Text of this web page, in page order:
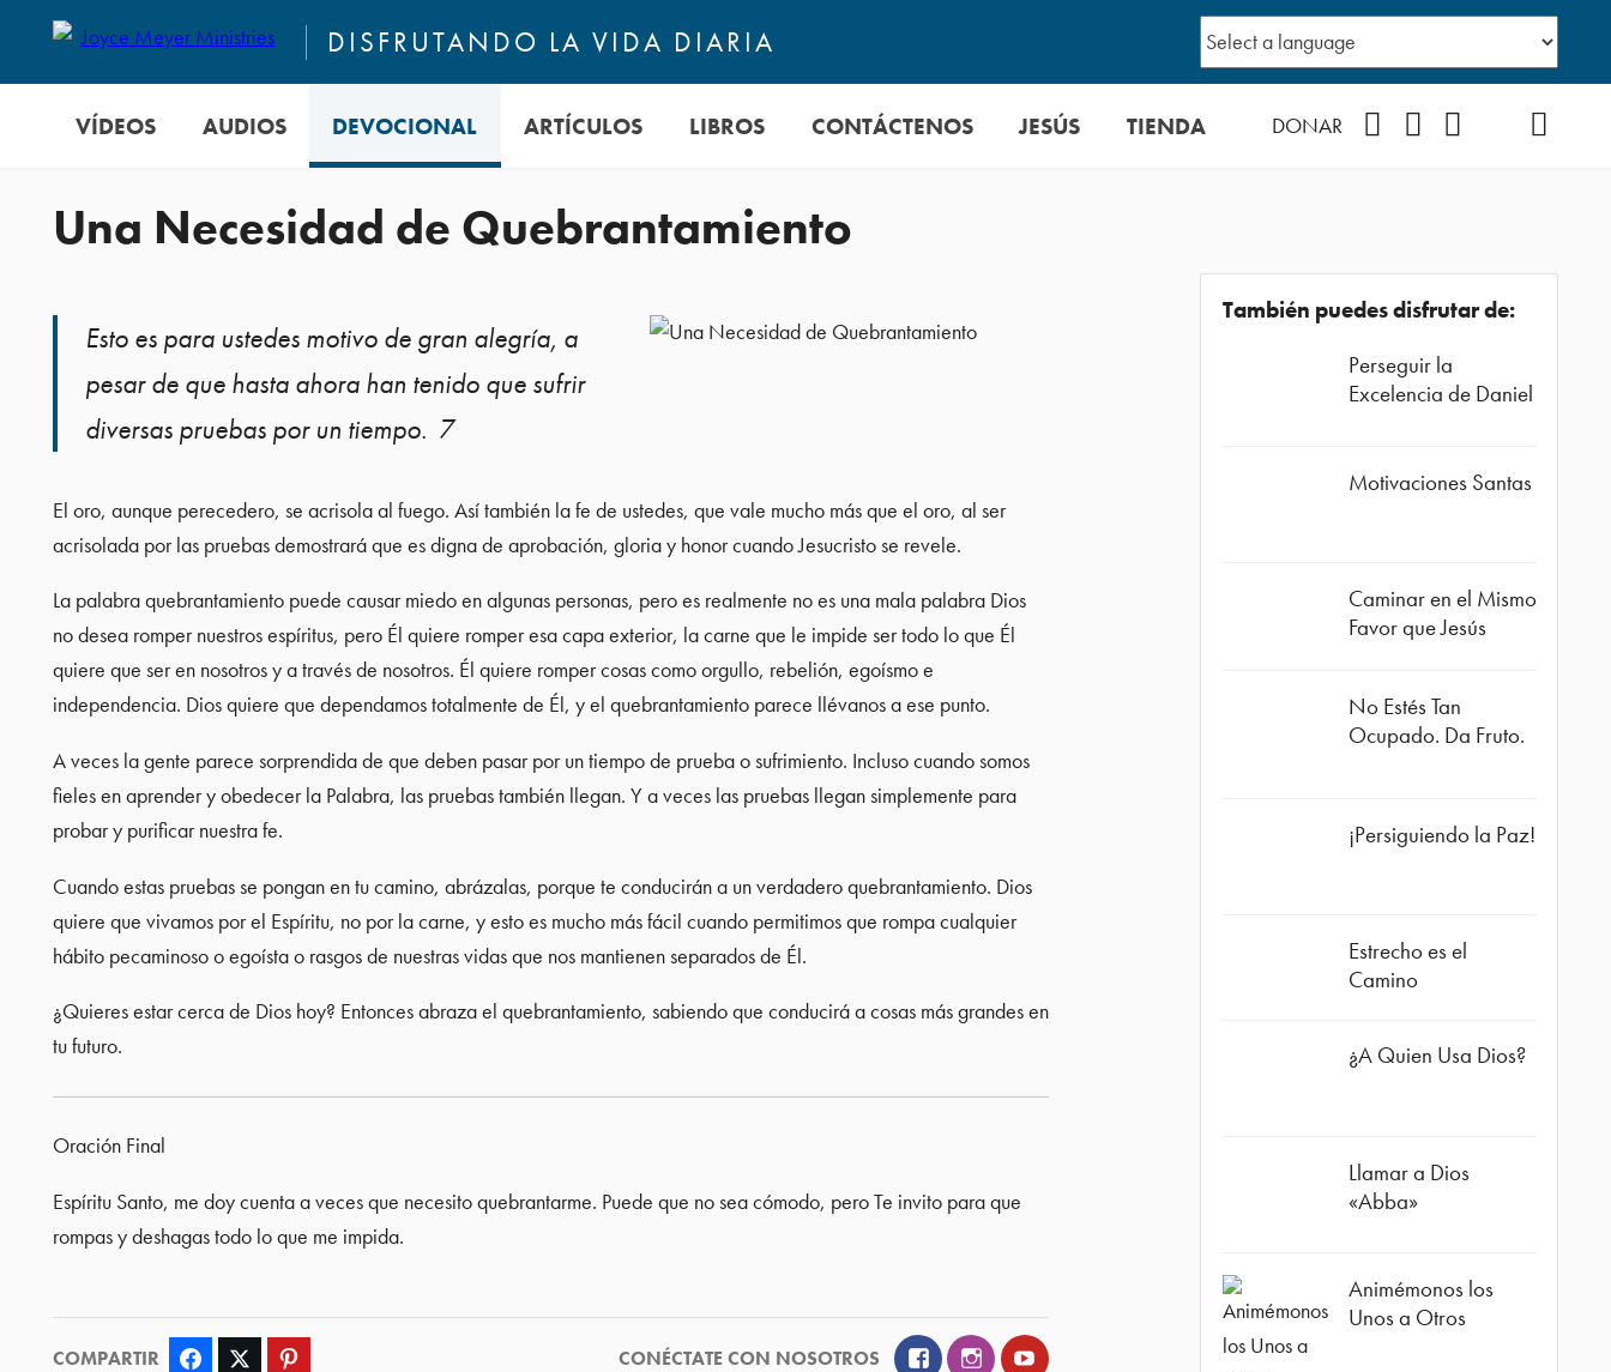
DISFRUTANDO LA VIDA DIARIA
VÍDEOS AUDIOS DEVOCIONAL ARTÍCULOS LIBROS CONTÁCTENOS JESÚS TIENDA DONAR
Una Necesidad de Quebrantamiento
Esto es para ustedes motivo de gran alegría, a
pesar de que hasta ahora han tenido que sufrir
diversas pruebas por un tiempo. 7
El oro, aunque perecedero, se acrisola al fuego. Así también la fe de ustedes, que vale mucho más que el oro, al ser
acrisolada por las pruebas demostrará que es digna de aprobación, gloria y honor cuando Jesucristo se revele.
La palabra quebrantamiento puede causar miedo en algunas personas, pero es realmente no es una mala palabra Dios
no desea romper nuestros espíritus, pero Él quiere romper esa capa exterior, la carne que le impide ser todo lo que Él
quiere que ser en nosotros y a través de nosotros. Él quiere romper cosas como orgullo, rebelión, egoísmo e
independencia. Dios quiere que dependamos totalmente de Él, y el quebrantamiento parece llévanos a ese punto.
A veces la gente parece sorprendida de que deben pasar por un tiempo de prueba o sufrimiento. Incluso cuando somos
fieles en aprender y obedecer la Palabra, las pruebas también llegan. Y a veces las pruebas llegan simplemente para
probar y purificar nuestra fe.
Cuando estas pruebas se pongan en tu camino, abrázalas, porque te conducirán a un verdadero quebrantamiento. Dios
quiere que vivamos por el Espíritu, no por la carne, y esto es mucho más fácil cuando permitimos que rompa cualquier
hábito pecaminoso o egoísta o rasgos de nuestras vidas que nos mantienen separados de Él.
¿Quieres estar cerca de Dios hoy? Entonces abraza el quebrantamiento, sabiendo que conducirá a cosas más grandes en
tu futuro.
Oración Final
Espíritu Santo, me doy cuenta a veces que necesito quebrantarme. Puede que no sea cómodo, pero Te invito para que
rompas y deshagas todo lo que me impida.
COMPARTIR Facebook Twitter CONÉCTATE CON NOSOTROS FacebookInstagramYouTube
También puedes disfrutar de:
Perseguir la
Excelencia de Daniel
Motivaciones Santas
Caminar en el Mismo
Favor que Jesús
No Estés Tan
Ocupado. Da Fruto.
¡Persiguiendo la Paz!
Estrecho es el
Camino
¿A Quien Usa Dios?
Llamar a Dios
«Abba»
Animémonos los
Unos a Otros